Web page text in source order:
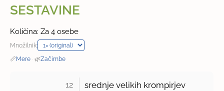
SESTAVINE
Količina: Za 4 osebe
Množilnik:
📏Mere · 🌿Začimbe
12 srednje velikih krompirjev